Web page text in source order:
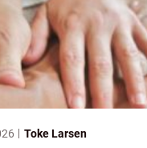
Toke Larsen